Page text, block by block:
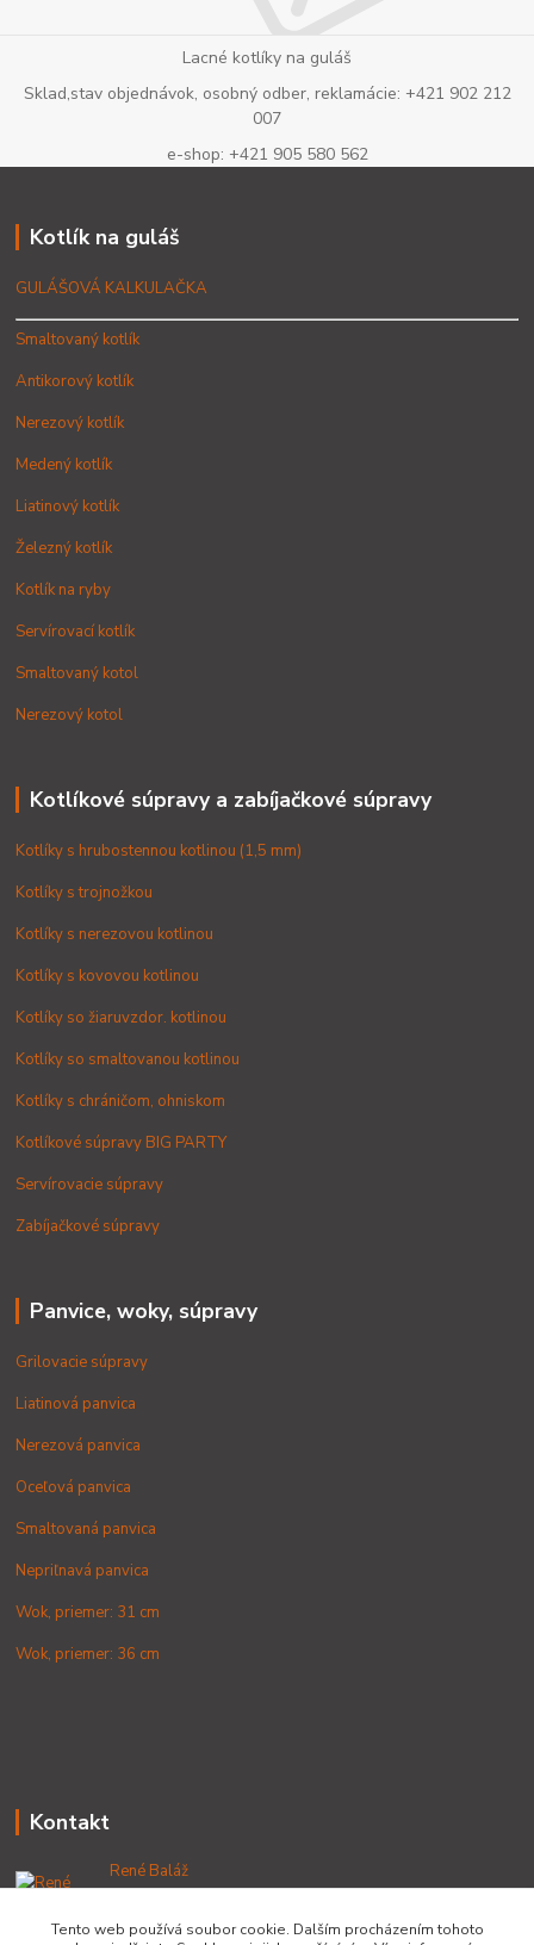
Lacné kotlíky na guláš
Sklad,stav objednávok, osobný odber, reklamácie: +421 902 212
007
e-shop: +421 905 580 562
Kotlík na guláš
GULÁŠOVÁ KALKULAČKA
Smaltovaný kotlík
Antikorový kotlík
Nerezový kotlík
Medený kotlík
Liatinový kotlík
Železný kotlík
Kotlík na ryby
Servírovací kotlík
Smaltovaný kotol
Nerezový kotol
Kotlíkové súpravy a zabíjačkové súpravy
Kotlíky s hrubostennou kotlinou (1,5 mm)
Kotlíky s trojnožkou
Kotlíky s nerezovou kotlinou
Kotlíky s kovovou kotlinou
Kotlíky so žiaruvzdor. kotlinou
Kotlíky so smaltovanou kotlinou
Kotlíky s chráničom, ohniskom
Kotlíkové súpravy BIG PARTY
Servírovacie súpravy
Zabíjačkové súpravy
Panvice, woky, súpravy
Grilovacie súpravy
Liatinová panvica
Nerezová panvica
Oceľová panvica
Smaltovaná panvica
Nepriľnavá panvica
Wok, priemer: 31 cm
Wok, priemer: 36 cm
Kontakt
René Baláž
+421 902 212 007
od 8:00 - do 16:00 hod
Tento web používá soubor cookie. Dalším procházením tohoto